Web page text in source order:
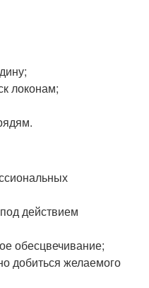
локонам;
действием
обесцвечивание;
добиться желаемого